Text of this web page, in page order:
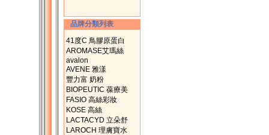
品牌分類列表
41度C 鳥膠原蛋白
AROMASE艾瑪絲
avalon
AVENE 雅漾
豐力富 奶粉
BIOPEUTIC 葆療美
FASIO 高絲彩妝
KOSE 高絲
LACTACYD 立朵舒
LAROCH 理膚寶水